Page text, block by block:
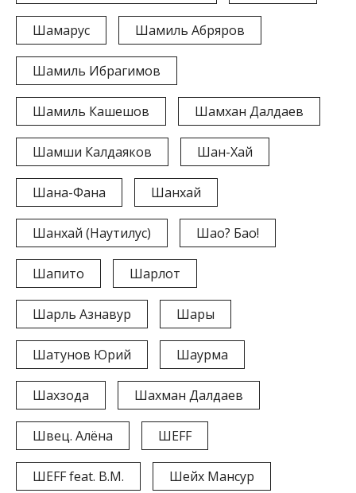
Шамарус Шамиль Абряров
Шамиль Ибрагимов
Шамиль Кашешов Шамхан Далдаев
Шамши Калдаяков Шан-Хай
Шана-Фана Шанхай
Шанхай (Наутилус) Шао? Бао!
Шапито Шарлот
Шарль Азнавур Шары
Шатунов Юрий Шаурма
Шахзода Шахман Далдаев
Швец. Алёна ШЕFF
ШЕFF feat. B.M. Шейх Мансур